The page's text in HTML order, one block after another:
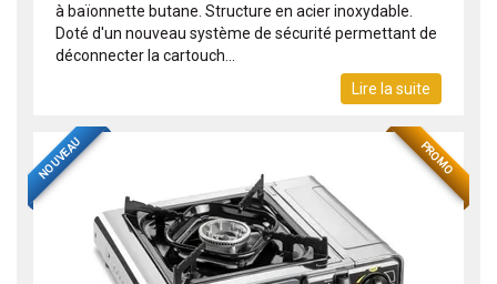
à baïonnette butane. Structure en acier inoxydable.
Doté d'un nouveau système de sécurité permettant de
déconnecter la cartouch...
Lire la suite
PROMO
NOUVEAU